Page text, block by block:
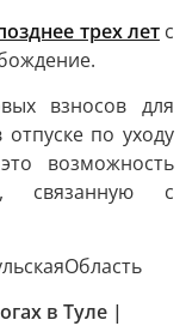
трех летс
взносов для
по уходу
возможность
связанную с
в Туле |